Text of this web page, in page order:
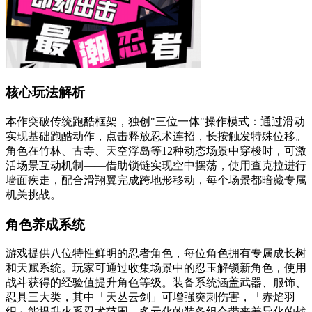
核心玩法解析
本作突破传统跑酷框架，独创"三位一体"操作模式：通过滑动
实现基础跑酷动作，点击释放忍术连招，长按触发特殊位移。
角色在竹林、古寺、天空浮岛等12种动态场景中穿梭时，可激
活场景互动机制——借助锁链实现空中摆荡，使用查克拉进行
墙面疾走，配合滑翔翼完成跨地形移动，每个场景都暗藏专属
机关挑战。
角色养成系统
游戏提供八位特性鲜明的忍者角色，每位角色拥有专属成长树
和天赋系统。玩家可通过收集场景中的忍玉解锁新角色，使用
战斗获得的经验值提升角色等级。装备系统涵盖武器、服饰、
忍具三大类，其中「天丛云剑」可增强突刺伤害，「赤焰羽